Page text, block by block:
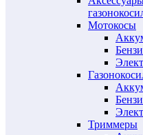
Мотокосы
Триммеры